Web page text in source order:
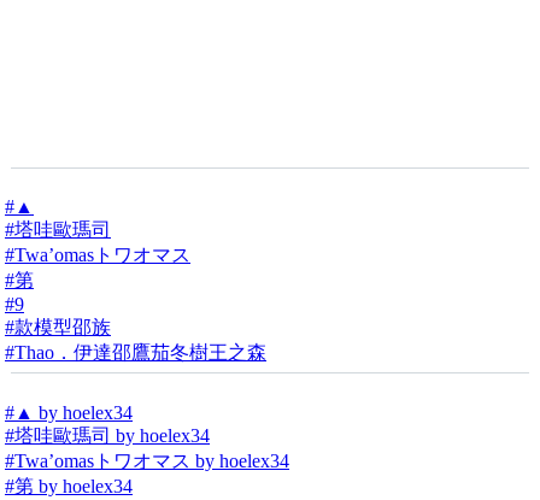
#▲
#塔哇歐瑪司
#Twa’omasトワオマス
#第
#9
#款模型邵族
#Thao．伊達邵鷹茄冬樹王之森
#▲ by hoelex34
#塔哇歐瑪司 by hoelex34
#Twa’omasトワオマス by hoelex34
#第 by hoelex34